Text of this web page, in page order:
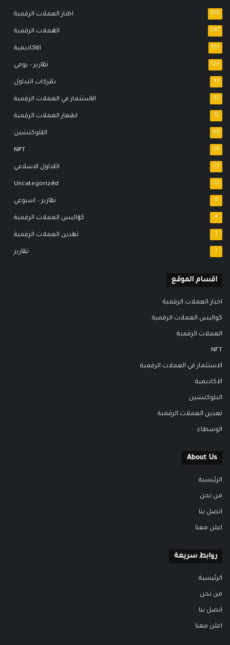
اخبار العملات الرقمية 819
العملات الرقمية 247
الاكاديمية 192
تقارير – يومي 124
شركات التداول 93
الاستثمار في العملات الرقمية 92
اسعار العملات الرقمية 72
البلوكتشين 46
NFT 28
التداول الاسلامي 22
Uncategorized 22
تقارير – اسبوعي 8
كواليس العملات الرقمية 4
تعدين العملات الرقمية 3
تقارير 1
اقسام الموقع
اخبار العملات الرقمية
كواليس العملات الرقمية
العملات الرقمية
NFT
الاستثمار في العملات الرقمية
الاكاديمية
البلوكتشين
تعدين العملات الرقمية
الوسطاء
About Us
الرئيسية
من نحن
اتصل بنا
اعلن معنا
روابط سريعة
الرئيسية
من نحن
اتصل بنا
اعلن معنا